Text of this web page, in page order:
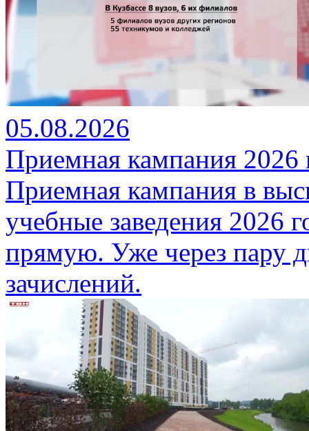
05.08.2026
Приемная кампания 2026
Приемная кампания в
учебные заведения 2026
прямую. Уже через пару
зачислений.